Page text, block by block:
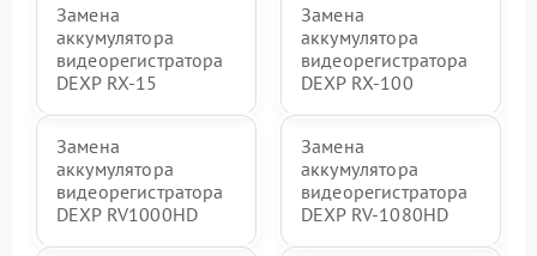
Замена
аккумулятора
видеорегистратора
DEXP RX-15
Замена
аккумулятора
видеорегистратора
DEXP RX-100
Замена
аккумулятора
видеорегистратора
DEXP RV1000HD
Замена
аккумулятора
видеорегистратора
DEXP RV-1080HD